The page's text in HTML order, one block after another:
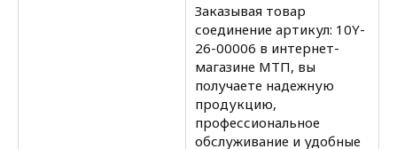
Заказывая товар
соединение артикул: 10Y-
26-00006 в интернет-
магазине МТП, вы
получаете надежную
продукцию,
профессиональное
обслуживание и удобные